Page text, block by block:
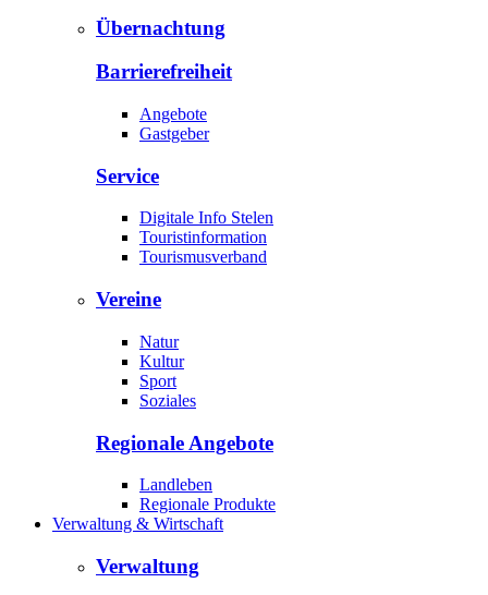
Übernachtung
Barrierefreiheit
Angebote
Gastgeber
Service
Digitale Info Stelen
Touristinformation
Tourismusverband
Vereine
Natur
Kultur
Sport
Soziales
Regionale Angebote
Landleben
Regionale Produkte
Verwaltung & Wirtschaft
Verwaltung